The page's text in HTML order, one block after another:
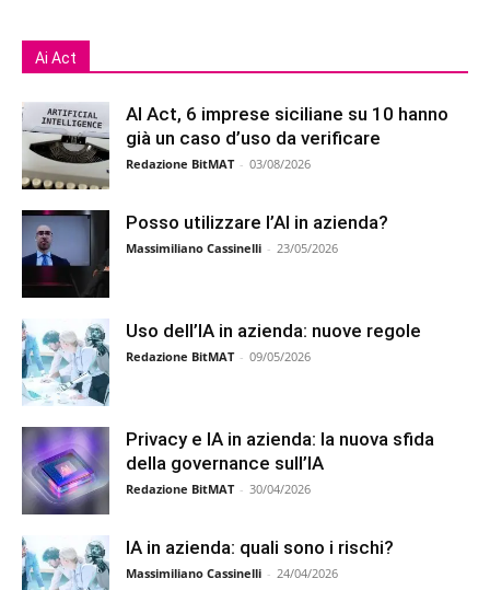
Ai Act
AI Act, 6 imprese siciliane su 10 hanno
già un caso d’uso da verificare
Redazione BitMAT - 03/08/2026
Posso utilizzare l’AI in azienda?
Massimiliano Cassinelli - 23/05/2026
Uso dell’IA in azienda: nuove regole
Redazione BitMAT - 09/05/2026
Privacy e IA in azienda: la nuova sfida
della governance sull’IA
Redazione BitMAT - 30/04/2026
IA in azienda: quali sono i rischi?
Massimiliano Cassinelli - 24/04/2026